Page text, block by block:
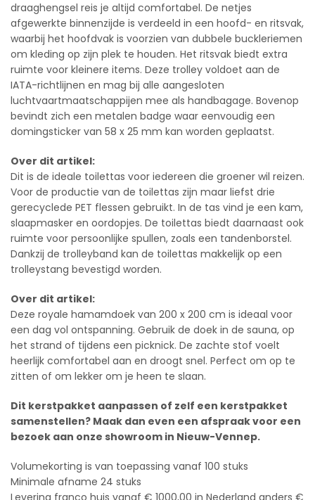
draaghengsel reis je altijd comfortabel. De netjes
afgewerkte binnenzijde is verdeeld in een hoofd- en ritsvak,
waarbij het hoofdvak is voorzien van dubbele buckleriemen
om kleding op zijn plek te houden. Het ritsvak biedt extra
ruimte voor kleinere items. Deze trolley voldoet aan de
IATA-richtlijnen en mag bij alle aangesloten
luchtvaartmaatschappijen mee als handbagage. Bovenop
bevindt zich een metalen badge waar eenvoudig een
domingsticker van 58 x 25 mm kan worden geplaatst.
Over dit artikel:
Dit is de ideale toilettas voor iedereen die groener wil reizen.
Voor de productie van de toilettas zijn maar liefst drie
gerecyclede PET flessen gebruikt. In de tas vind je een kam,
slaapmasker en oordopjes. De toilettas biedt daarnaast ook
ruimte voor persoonlijke spullen, zoals een tandenborstel.
Dankzij de trolleyband kan de toilettas makkelijk op een
trolleystang bevestigd worden.
Over dit artikel:
Deze royale hamamdoek van 200 x 200 cm is ideaal voor
een dag vol ontspanning. Gebruik de doek in de sauna, op
het strand of tijdens een picknick. De zachte stof voelt
heerlijk comfortabel aan en droogt snel. Perfect om op te
zitten of om lekker om je heen te slaan.
Dit kerstpakket aanpassen of zelf een kerstpakket
samenstellen? Maak dan even een afspraak voor een
bezoek aan onze showroom in Nieuw-Vennep.
Volumekorting is van toepassing vanaf 100 stuks
Minimale afname 24 stuks
Levering franco huis vanaf € 1000,00 in Nederland anders €